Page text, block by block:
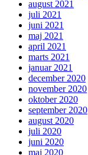
august 2021
juli 2021
juni 2021
maj 2021
april 2021
marts 2021
januar 2021
december 2020
november 2020
oktober 2020
september 2020
august 2020
juli 2020
juni 2020
maj 2020